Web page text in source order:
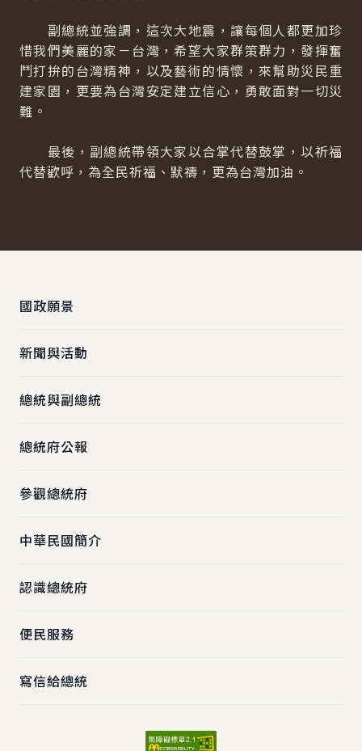
副總統並強調，這次大地震，讓每個人都更加珍
惜我們美麗的家－台灣，希望大家群策群力，發揮奮
鬥打拚的台灣精神，以及藝術的情懷，來幫助災民重
建家園，更要為台灣安定建立信心，勇敢面對一切災
難。
最後，副總統帶領大家以合掌代替鼓掌，以祈福
代替歡呼，為全民祈福、默禱，更為台灣加油。
國政願景
新聞與活動
總統與副總統
總統府公報
參觀總統府
中華民國簡介
認識總統府
便民服務
寫信給總統